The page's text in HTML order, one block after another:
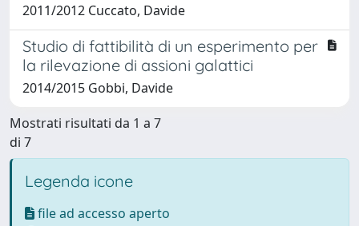
2011/2012 Cuccato, Davide
Studio di fattibilità di un esperimento per
la rilevazione di assioni galattici
2014/2015 Gobbi, Davide
Mostrati risultati da 1 a 7
di 7
Legenda icone
file ad accesso aperto